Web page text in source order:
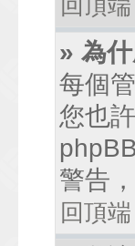
回頂端
» 為
每個
您也
警告
回頂端